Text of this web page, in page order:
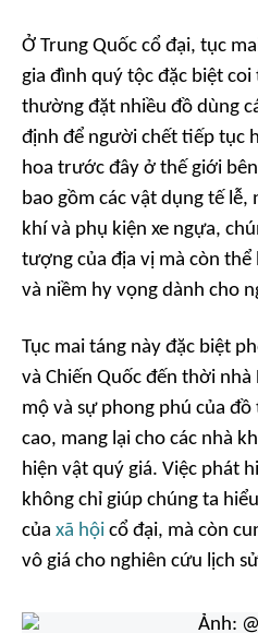
Ở Trung Quốc cổ đại, tục
gia đình quý tộc đặc biệt coi
thường đặt nhiều đồ dùng
định để người chết tiếp tục
hoa trước đây ở thế giới
bao gồm các vật dụng tế
khí và phụ kiện xe ngựa,
tượng của địa vị mà còn thể
và niềm hy vọng dành cho
Tục mai táng này đặc biệt
và Chiến Quốc đến thời
mộ và sự phong phú của
cao, mang lại cho các nhà
hiện vật quý giá. Việc phát
không chỉ giúp chúng ta
của xã hội cổ đại, mà còn
vô giá cho nghiên cứu lịch